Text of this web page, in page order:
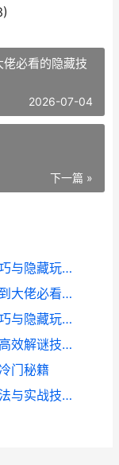
必看的隐藏技
2026-07-04
下一篇 »
逆水寒瓜皮小猫全攻略：新手驯服技巧与隐藏玩法大揭秘
逆水寒神魔套装全攻略：从平民玩家到大佬必看的隐藏技巧
逆水寒画像双人全攻略：双人组队技巧与隐藏玩法大揭秘
逆水寒情缘字谜全解析：隐藏彩蛋与高效解谜技巧
门秘籍
逆水寒海报稿子：新手必看的隐藏玩法与实战技巧